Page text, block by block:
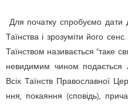
Для початку спробуємо дати
Таїнства і зрозуміти його
Таїнством назива­ється “таке
невидимим чином подається
Всіх Таїнств Правосла­вної
ння, покаяння (сповідь),